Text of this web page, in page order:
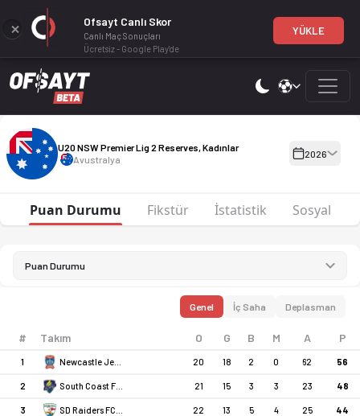
U20 NSW Premier Lig 2 Reserves, Kadınlar 2026 sezonu
U20 NSW Premier Lig 2
U20 NSW Premier Lig 2 Reserves, Kadınlar
Avustralya
2026
Puan Durumu Fikstür İstatistik Sosyal
Puan Durumu
Genel İç Saha Deplasman
# Takım O G B M A P
1 20 18 2 0 62 56
2 21 15 3 3 23 48
3 22 13 5 4 25 44
Ofsayt Canlı Skor
Canlı Maç Sonuçları
Ücretsiz - Google Play'de
YÜKLE